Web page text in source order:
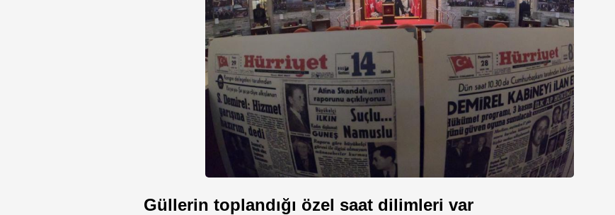
Güllerin toplandığı özel saat dilimleri var